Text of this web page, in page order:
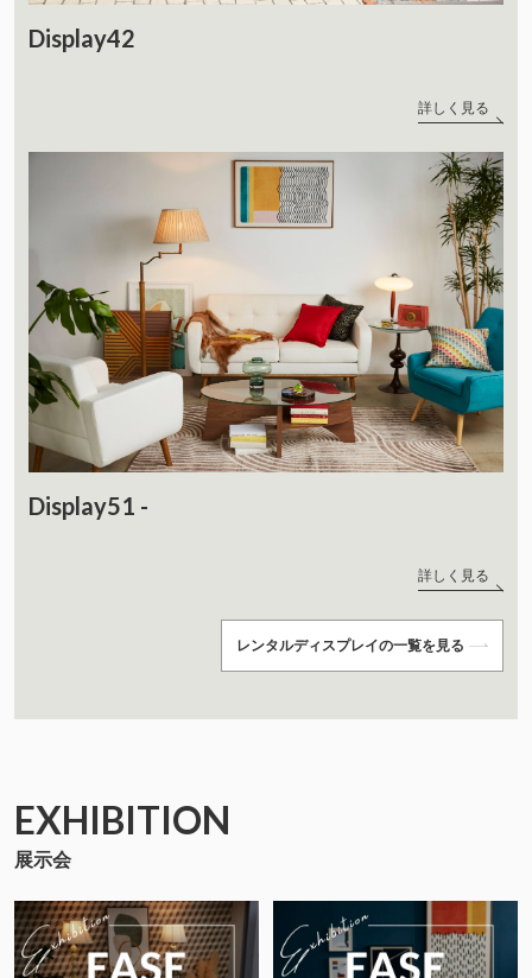
Display42
詳しく見る
Display51 -
詳しく見る
レンタルディスプレイの一覧を見る
EXHIBITION
展示会